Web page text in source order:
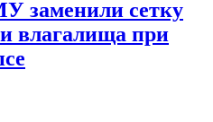
заменили сетку
влагалища при